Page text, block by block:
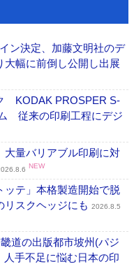
ン決定、加藤文明社のデ
幅に前倒し公開し出展
KODAK PROSPER S-
従来の印刷工程にデジ
量バリアブル印刷に対
NEW
テ」本格製造開始で脱
スクヘッジにも 2026.8.5
道の出版都市坡州(パジ
手不足に悩む日本の印